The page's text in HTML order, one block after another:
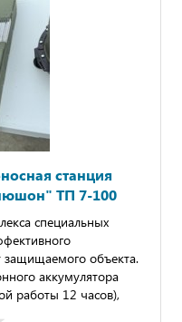
станция
ТП 7-100
специальных
объекта.
аккумулятора
работы 12 часов),
с питанием от